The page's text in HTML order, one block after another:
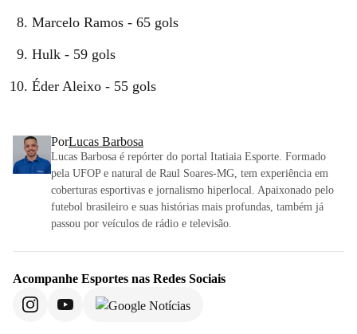
Marcelo Ramos - 65 gols
Hulk - 59 gols
Éder Aleixo - 55 gols
PorLucas Barbosa
Lucas Barbosa é repórter do portal Itatiaia Esporte. Formado
pela UFOP e natural de Raul Soares-MG, tem experiência em
coberturas esportivas e jornalismo hiperlocal. Apaixonado pelo
futebol brasileiro e suas histórias mais profundas, também já
passou por veículos de rádio e televisão.
Acompanhe Esportes nas Redes Sociais